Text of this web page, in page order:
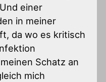
einer
in meiner
da wo es kritisch
Schatz an
mich